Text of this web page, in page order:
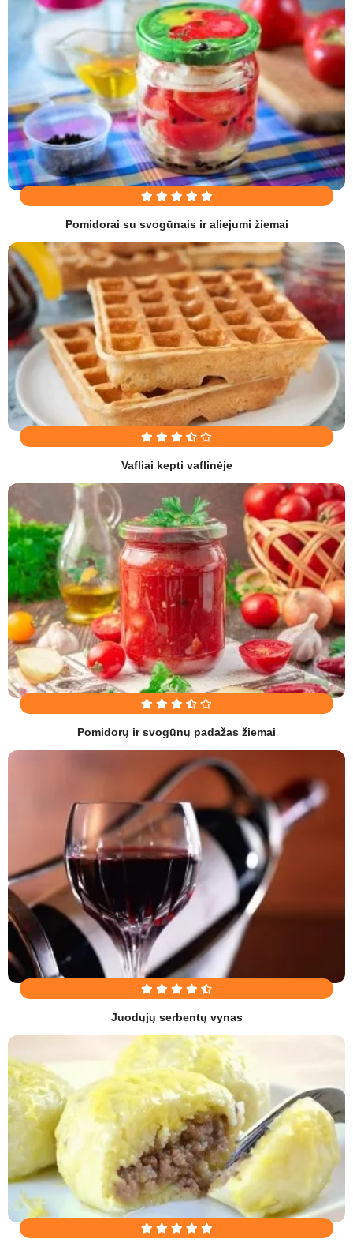
Pomidorai su svogūnais ir aliejumi žiemai
Vafliai kepti vaflinėje
Pomidorų ir svogūnų padažas žiemai
Juodųjų serbentų vynas